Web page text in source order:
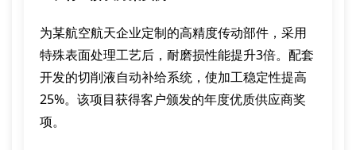
为某航空航天企业定制的高精度传动部件，采用
特殊表面处理工艺后，耐磨损性能提升3倍。配套
开发的切削液自动补给系统，使加工稳定性提高
25%。该项目获得客户颁发的年度优质供应商奖
项。